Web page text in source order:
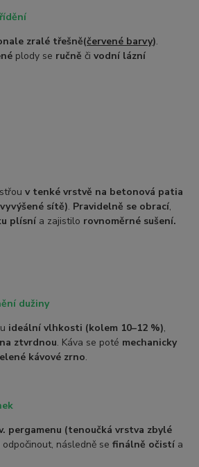
zralé třešně(červené barvy).
plody se ručně čivodní lázní
v tenké vrstvě na betonová patia
sítě). Pravidelně se obrací,
plísní a zajistilo rovnoměrné sušení.
dužiny
ideální vlhkosti (kolem 10–12 %),
ztvrdnou. Káva se poté mechanicky
kávové zrno.
pergamenu (tenoučká vrstva zbylé
odpočinout, následně sefinálně očistí a